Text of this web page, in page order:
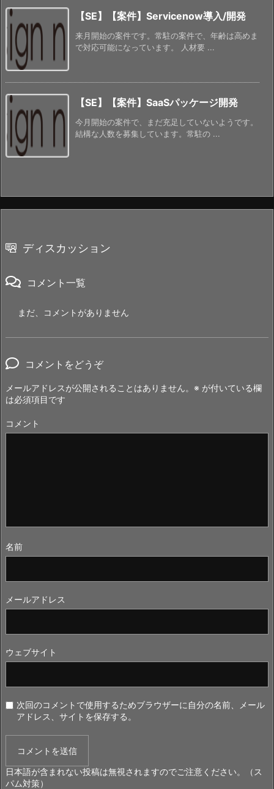
【SE】【案件】Servicenow導入/開発
来月開始の案件です。常駐の案件で、年齢は高めま
で対応可能になっています。 人材要 ...
【SE】【案件】SaaSパッケージ開発
今月開始の案件で、まだ充足していないようです。
結構な人数を募集しています。常駐の ...
ディスカッション
コメント一覧
まだ、コメントがありません
コメントをどうぞ
メールアドレスが公開されることはありません。 ※ が付いている欄
は必須項目です
コメント
名前
メールアドレス
ウェブサイト
次回のコメントで使用するためブラウザーに自分の名前、メール
アドレス、サイトを保存する。
日本語が含まれない投稿は無視されますのでご注意ください。（ス
パム対策）